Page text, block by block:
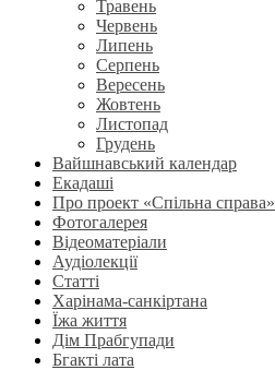
Травень
Червень
Липень
Серпень
Вересень
Жовтень
Листопад
Грудень
Вайшнавський календар
Екадаші
Про проект «Спільна справа»
Фотогалерея
Відеоматеріали
Аудіолекції
Статті
Харінама-санкіртана
Їжа життя
Дім Прабгупади
Бгакті лата